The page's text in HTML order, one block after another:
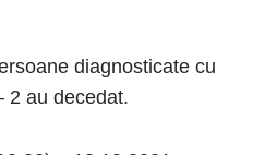
diagnosticate cu
2 au decedat.